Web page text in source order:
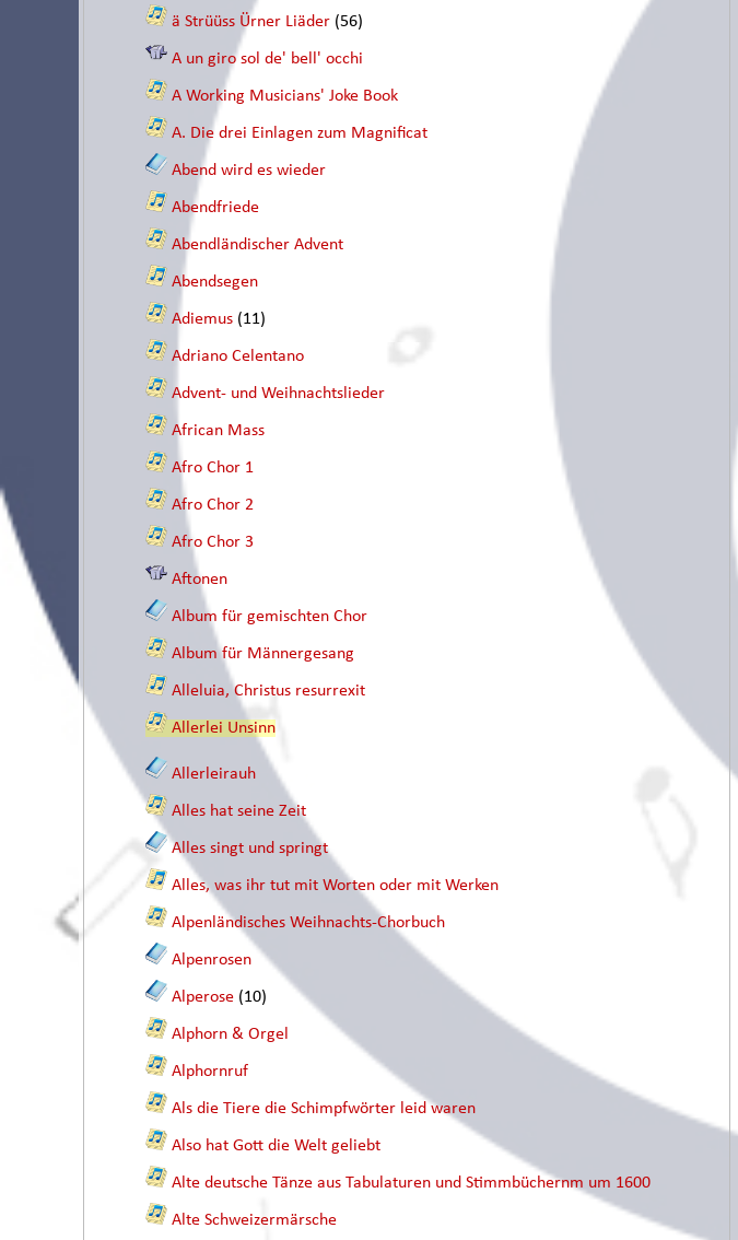
ä Strüüss Ürner Liäder (56)
A un giro sol de' bell' occhi
A Working Musicians' Joke Book
A. Die drei Einlagen zum Magnificat
Abend wird es wieder
Abendfriede
Abendländischer Advent
Abendsegen
Adiemus (11)
Adriano Celentano
Advent- und Weihnachtslieder
African Mass
Afro Chor 1
Afro Chor 2
Afro Chor 3
Aftonen
Album für gemischten Chor
Album für Männergesang
Alleluia, Christus resurrexit
Allerlei Unsinn
Allerleirauh
Alles hat seine Zeit
Alles singt und springt
Alles, was ihr tut mit Worten oder mit Werken
Alpenländisches Weihnachts-Chorbuch
Alpenrosen
Alperose (10)
Alphorn & Orgel
Alphornruf
Als die Tiere die Schimpfwörter leid waren
Also hat Gott die Welt geliebt
Alte deutsche Tänze aus Tabulaturen und Stimmbüchernm um 1600
Alte Schweizermärsche